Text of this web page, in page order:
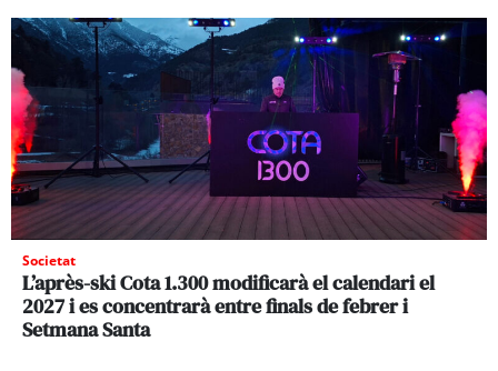
Societat
L’après-ski Cota 1.300 modificarà el calendari el
2027 i es concentrarà entre finals de febrer i
Setmana Santa